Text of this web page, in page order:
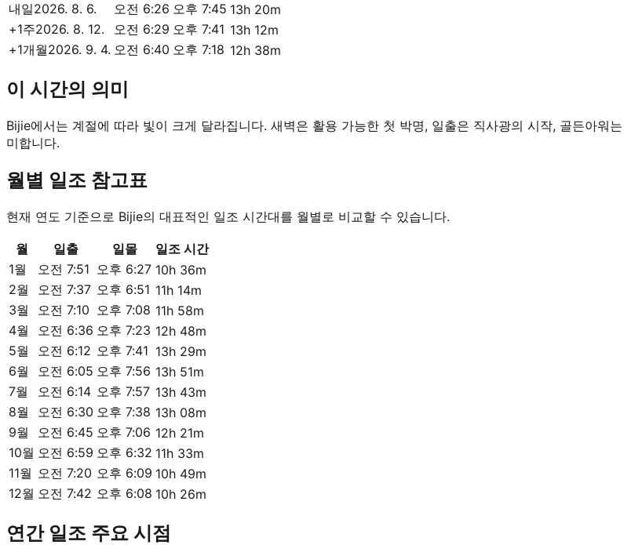
내일2026. 8. 6. 오전 6:26 오후 7:45 13h 20m
+1주2026. 8. 12. 오전 6:29 오후 7:41 13h 12m
+1개월2026. 9. 4. 오전 6:40 오후 7:18 12h 38m
이 시간의 의미
Bijie에서는 계절에 따라 빛이 크게 달라집니다. 새벽은 활용 가능한 첫 박명, 일출은 직사광의 시작, 골든아워
미합니다.
월별 일조 참고표
현재 연도 기준으로 Bijie의 대표적인 일조 시간대를 월별로 비교할 수 있습니다.
월 일출 일몰
일조 시간
1월
오전 7:51 오후 6:27 10h 36m
2월
오전 7:37 오후 6:51 11h 14m
3월
오전 7:10 오후 7:08 11h 58m
4월
오전 6:36 오후 7:23 12h 48m
5월
오전 6:12 오후 7:41 13h 29m
6월
오전 6:05 오후 7:56 13h 51m
7월
오전 6:14 오후 7:57 13h 43m
8월
오전 6:30 오후 7:38 13h 08m
9월
오전 6:45 오후 7:06 12h 21m
10월 오전 6:59 오후 6:32 11h 33m
11월 오전 7:20 오후 6:09 10h 49m
12월 오전 7:42 오후 6:08 10h 26m
연간 일조 주요 시점